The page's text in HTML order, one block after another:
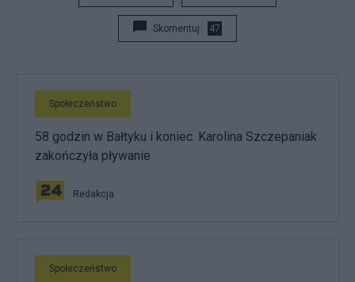
Skomentuj 47
Społeczeństwo
58 godzin w Bałtyku i koniec. Karolina Szczepaniak
zakończyła pływanie
Redakcja
Społeczeństwo